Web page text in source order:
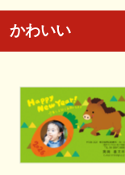
かわいい